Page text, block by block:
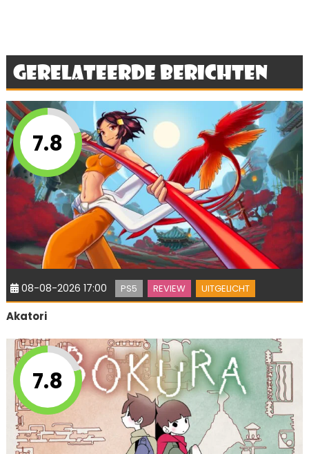
Gerelateerde berichten
7.8
08-08-2026 17:00 PS5 REVIEW UITGELICHT
Akatori
7.8